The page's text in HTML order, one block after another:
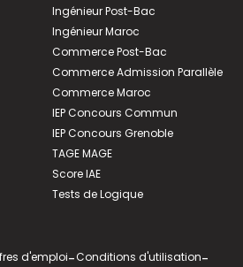
Ingénieur Post-Bac
Ingénieur Maroc
Commerce Post-Bac
Commerce Admission Parallèle
Commerce Maroc
IEP Concours Commun
IEP Concours Grenoble
TAGE MAGE
Score IAE
Tests de Logique
d'emploi-Conditions d'utilisation-